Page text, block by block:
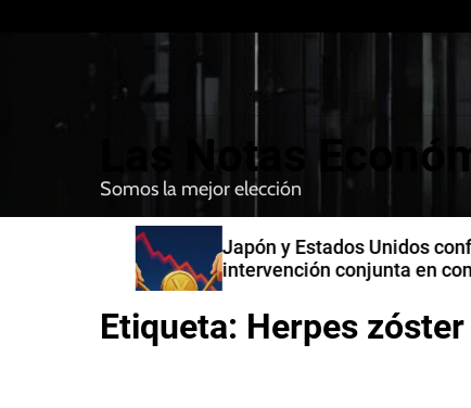
Las Notas
Somos la mejor elección
Japón y Estados Unidos
intervención conjunta en
yenes
Etiqueta: Herpes zóster